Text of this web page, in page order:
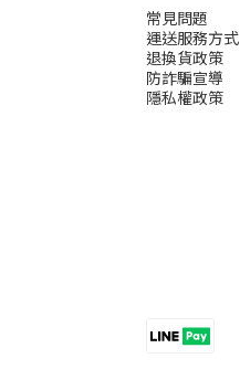
常見問題
運送服務方式
退換貨政策
防詐騙宣導
隱私權政策